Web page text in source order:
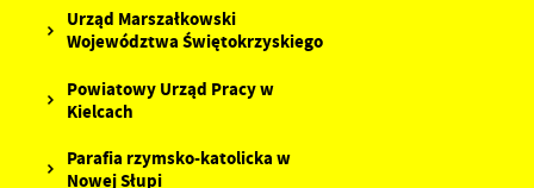
Urząd Marszałkowski
Województwa Świętokrzyskiego
Powiatowy Urząd Pracy w
Kielcach
Parafia rzymsko-katolicka w
Nowej Słupi